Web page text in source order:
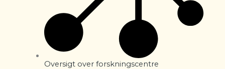
Oversigt over forskningscentre